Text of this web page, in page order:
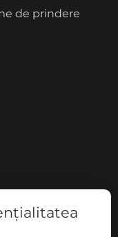
de prindere